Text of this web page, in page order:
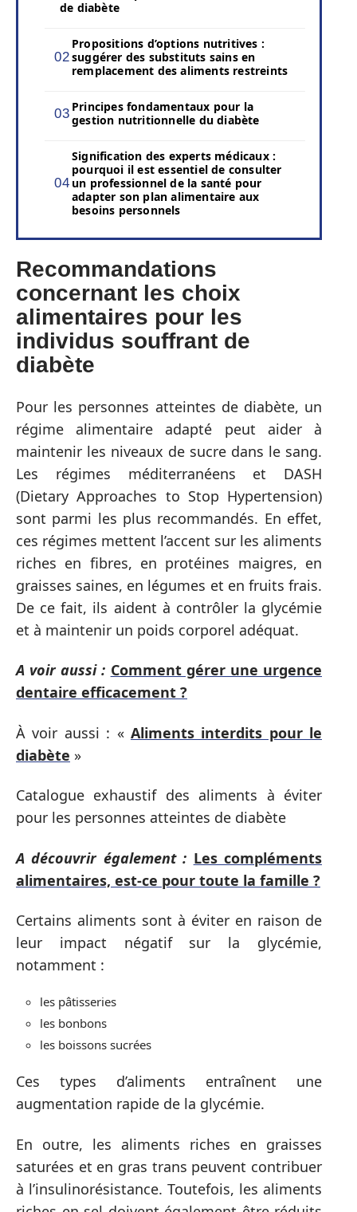
de diabète
Propositions d’options nutritives :
suggérer des substituts sains en
remplacement des aliments restreints
Principes fondamentaux pour la
gestion nutritionnelle du diabète
Signification des experts médicaux :
pourquoi il est essentiel de consulter
un professionnel de la santé pour
adapter son plan alimentaire aux
besoins personnels
Recommandations
concernant les choix
alimentaires pour les
individus souffrant de
diabète
Pour les personnes atteintes de diabète, un
régime alimentaire adapté peut aider à
maintenir les niveaux de sucre dans le sang.
Les régimes méditerranéens et DASH
(Dietary Approaches to Stop Hypertension)
sont parmi les plus recommandés. En effet,
ces régimes mettent l’accent sur les aliments
riches en fibres, en protéines maigres, en
graisses saines, en légumes et en fruits frais.
De ce fait, ils aident à contrôler la glycémie
et à maintenir un poids corporel adéquat.
A voir aussi : Comment gérer une urgence
dentaire efficacement ?
À voir aussi : « Aliments interdits pour le
diabète »
Catalogue exhaustif des aliments à éviter
pour les personnes atteintes de diabète
A découvrir également : Les compléments
alimentaires, est-ce pour toute la famille ?
Certains aliments sont à éviter en raison de
leur impact négatif sur la glycémie,
notamment :
les pâtisseries
les bonbons
les boissons sucrées
Ces types d’aliments entraînent une
augmentation rapide de la glycémie.
En outre, les aliments riches en graisses
saturées et en gras trans peuvent contribuer
à l’insulinorésistance. Toutefois, les aliments